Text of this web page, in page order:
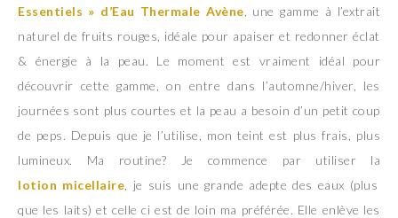
Essentiels » d’Eau Thermale Avène , une gamme à l’extrait
naturel de fruits rouges, idéale pour apaiser et redonner éclat
& énergie à la peau. Le moment est vraiment idéal pour
découvrir cette gamme, on entre dans l’automne/hiver, les
journées sont plus courtes et la peau a besoin d’un petit coup
de peps. Depuis que je l’utilise, mon teint est plus frais, plus
lumineux. Ma routine? Je commence par utiliser la
lotion micellaire , je suis une grande adepte des eaux (plus
que les laits) et celle ci est de loin ma préférée. Elle enlève les